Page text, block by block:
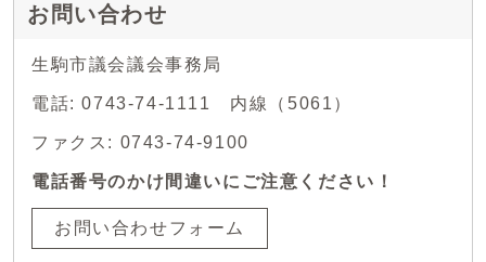
お問い合わせ
生駒市議会議会事務局
電話: 0743-74-1111 内線（5061）
ファクス: 0743-74-9100
電話番号のかけ間違いにご注意ください！
お問い合わせフォーム